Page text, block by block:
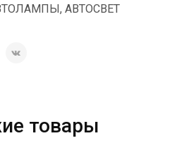
, АВТОСВЕТ
товары